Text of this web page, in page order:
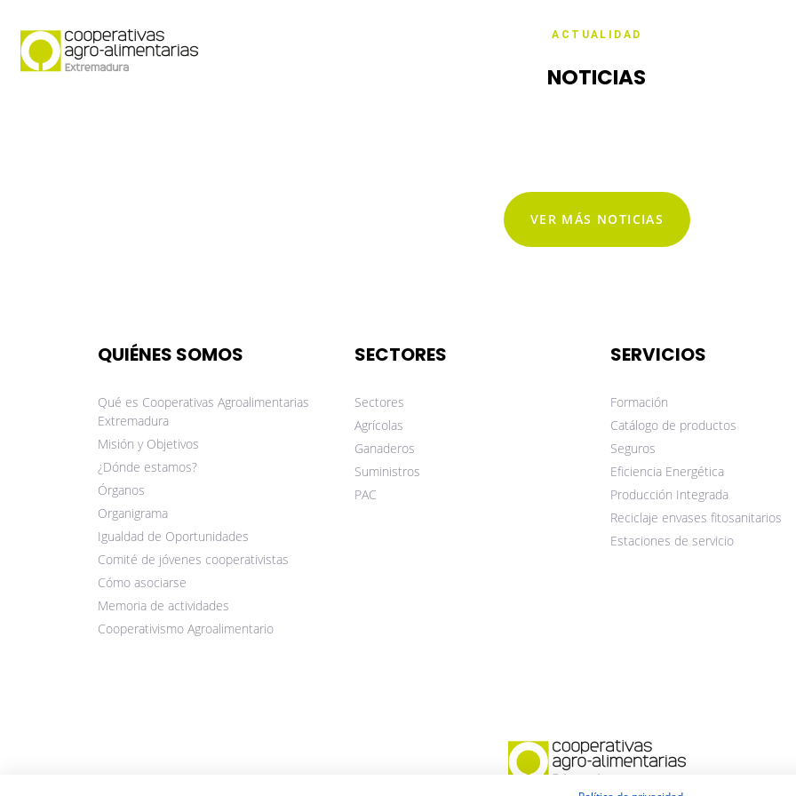
ACTUALIDAD
NOTICIAS
VER MÁS NOTICIAS
QUIÉNES SOMOS
Qué es Cooperativas Agroalimentarias
Extremadura
Misión y Objetivos
¿Dónde estamos?
Órganos
Organigrama
Igualdad de Oportunidades
Comité de jóvenes cooperativistas
Cómo asociarse
Memoria de actividades
Cooperativismo Agroalimentario
SECTORES
Sectores
Agrícolas
Ganaderos
Suministros
PAC
SERVICIOS
Formación
Catálogo de productos
Seguros
Eficiencia Energética
Producción Integrada
Reciclaje envases fitosanitarios
Estaciones de servicio